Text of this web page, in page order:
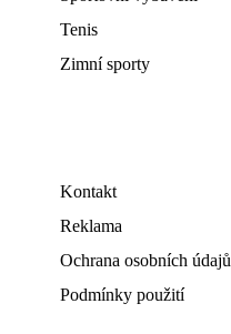
Tenis
Zimní sporty
Kontakt
Reklama
Ochrana osobních údajů
Podmínky použití